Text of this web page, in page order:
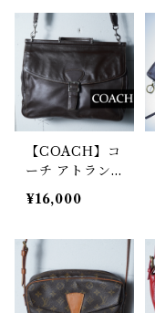
ズチェーンレザ
ーショルダーバ
ッグ black
【COACH】コ
ーチ アトラン
ティックビーク
マン 2WAYレ
バッグ brown
¥16,000